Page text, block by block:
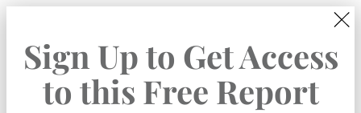
Sign Up to Get Access
to this Free Report